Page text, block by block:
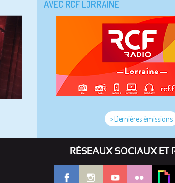
AVEC RCF LORRAINE
> Dernières émissions
RÉSEAUX SOCIAUX ET